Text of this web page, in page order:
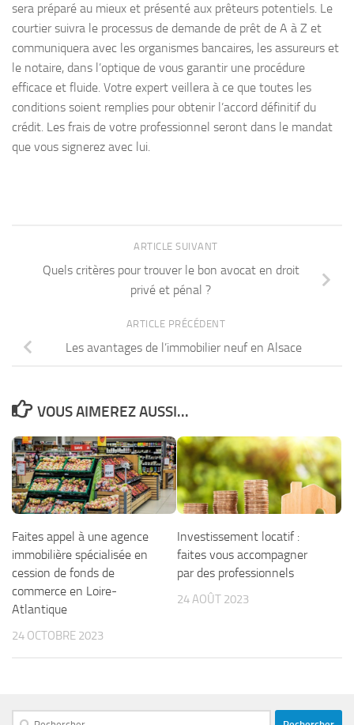
sera préparé au mieux et présenté aux prêteurs potentiels. Le
courtier suivra le processus de demande de prêt de A à Z et
communiquera avec les organismes bancaires, les assureurs et
le notaire, dans l’optique de vous garantir une procédure
efficace et fluide. Votre expert veillera à ce que toutes les
conditions soient remplies pour obtenir l’accord définitif du
crédit. Les frais de votre professionnel seront dans le mandat
que vous signerez avec lui.
ARTICLE SUIVANT
Quels critères pour trouver le bon avocat en droit
privé et pénal ?
ARTICLE PRÉCÉDENT
Les avantages de l’immobilier neuf en Alsace
VOUS AIMEREZ AUSSI...
Faites appel à une agence
immobilière spécialisée en
cession de fonds de
commerce en Loire-
Atlantique
24 OCTOBRE 2023
Investissement locatif :
faites vous accompagner
par des professionnels
24 AOÛT 2023
Rechercher :